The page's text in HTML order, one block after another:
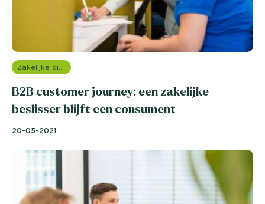
B2B customer journey: een zakelijke
beslisser blijft een consument
20-05-2021